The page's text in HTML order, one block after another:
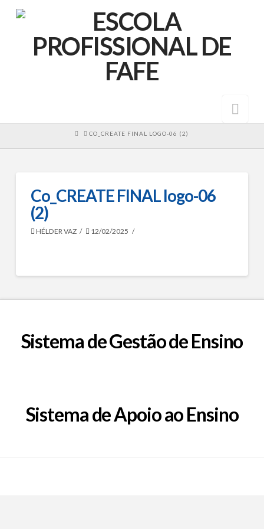
HOMECO_CREATE FINAL LOGO-06 (2)
Co_CREATE FINAL logo-06
(2)
HÉLDER VAZ 12/02/2025
Sistema de Gestão de Ensino
Sistema de Apoio ao Ensino